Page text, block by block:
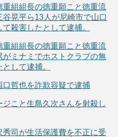
組組長の徳重願こと徳重流
晃平ら13人が尼崎市で山口
殺害したとして逮捕。
組組長の徳重願こと徳重流
ミナミでホストクラブの無
して逮捕。
口哲也を詐欺容疑で逮捕
こと生島久次さんを射殺し
司が生活保護費を不正に受